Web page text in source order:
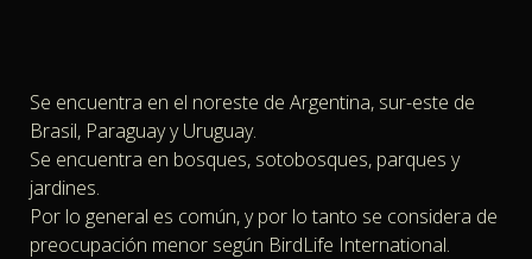
Se encuentra en el noreste de Argentina, sur-este de
Brasil, Paraguay y Uruguay.
Se encuentra en bosques, sotobosques, parques y
jardines.
Por lo general es común, y por lo tanto se considera de
preocupación menor según BirdLife International.